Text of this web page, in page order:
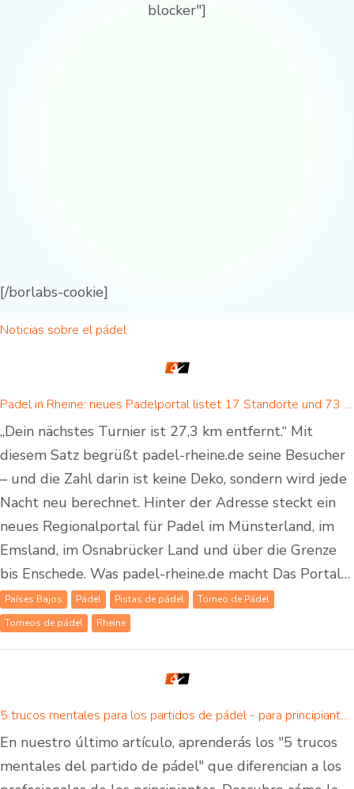
blocker"]
[/borlabs-cookie]
Noticias sobre el pádel
Padel in Rheine: neues Padelportal listet 17 Standorte und 73 Padel-Courts in Rheine und Umgebung
„Dein nächstes Turnier ist 27,3 km entfernt.“ Mit
diesem Satz begrüßt padel-rheine.de seine Besucher
– und die Zahl darin ist keine Deko, sondern wird jede
Nacht neu berechnet. Hinter der Adresse steckt ein
neues Regionalportal für Padel im Münsterland, im
Emsland, im Osnabrücker Land und über die Grenze
bis Enschede. Was padel-rheine.de macht Das Portal…
Países Bajos Pádel Pistas de pádel
Torneo de Pádel
Torneos de pádel
Rheine
5 trucos mentales para los partidos de pádel - para principiantes y avanzados
En nuestro último artículo, aprenderás los "5 trucos
mentales del partido de pádel" que diferencian a los